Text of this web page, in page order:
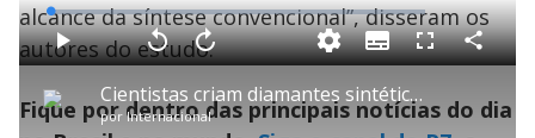
alcance da síntese convencional”, disseram os
autores do estudo.
P Cientistas criam diamantes sintéticos que já representam 17% das vendas globais
por Internacional
P V
t
a
r
A
n
a
L
o
a
d
e
:
1
.
2
4
S
u
b
i
t
l
F
s
c
r
C
o
Fique por dentro das principais notícias do dia